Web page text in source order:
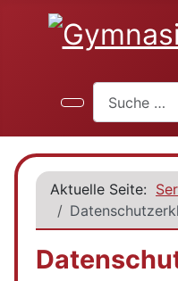
Aktuelle Seite: